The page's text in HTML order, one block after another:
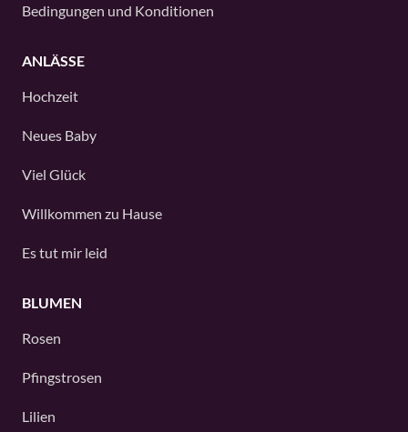
Bedingungen und Konditionen
ANLÄSSE
Hochzeit
Neues Baby
Viel Glück
Willkommen zu Hause
Es tut mir leid
BLUMEN
Rosen
Pfingstrosen
Lilien